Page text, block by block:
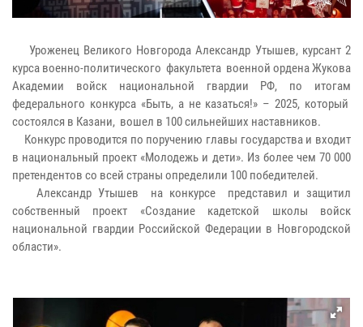
Уроженец Великого Новгорода Александр Утышев, курсант 2
курса военно-политического факультета военной ордена Жукова
Академии войск национальной гвардии РФ, по итогам
федерального конкурса «Быть, а не казаться!» – 2025, который
состоялся в Казани, вошел в 100 сильнейших наставников.
Конкурс проводится по поручению главы государства и входит
в национальный проект «Молодежь и дети». Из более чем 70 000
претендентов со всей страны определили 100 победителей.
Александр Утышев на конкурсе представил и защитил
собственный проект «Создание кадетской школы войск
национальной гвардии Российской Федерации в Новгородской
области».